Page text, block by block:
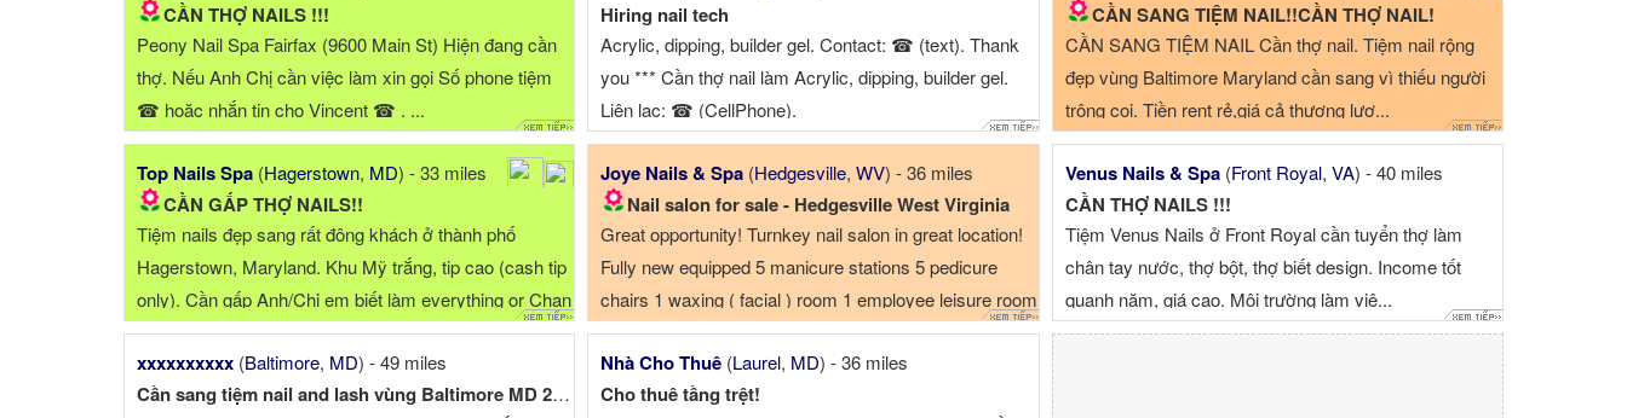
CẦN THỢ NAILS !!!
Peony Nail Spa Fairfax (9600 Main St) Hiện đang cần
thợ. Nếu Anh Chị cần việc làm xin gọi Số phone tiệm
☎ hoặc nhắn tin cho Vincent ☎ . ...
Hiring nail tech
Acrylic, dipping, builder gel. Contact: ☎ (text). Thank
you *** Cần thợ nail làm Acrylic, dipping, builder gel.
Liên lạc: ☎ (CellPhone).
CẦN SANG TIỆM NAIL!!CẦN THỢ NAIL!
CẦN SANG TIỆM NAIL Cần thợ nail. Tiệm nail rộng
đẹp vùng Baltimore Maryland cần sang vì thiếu người
trông coi. Tiền rent rẻ,giá cả thương lượ...
Top Nails Spa (Hagerstown, MD) - 33 miles
CẦN GẤP THỢ NAILS!!
Tiệm nails đẹp sang rất đông khách ở thành phố
Hagerstown, Maryland. Khu Mỹ trắng, tip cao (cash tip
only). Cần gấp Anh/Chị em biết làm everything or Chan
tay nuoc ( ...
Joye Nails & Spa (Hedgesville,WV) - 36 miles
Nail salon for sale - Hedgesville West Virginia
Great opportunity! Turnkey nail salon in great location!
Fully new equipped 5 manicure stations 5 pedicure
chairs 1 waxing ( facial ) room 1 employee leisure room
1 customer restroom 1 employee restroom 1500
square feet ( rent $1400/month) Everything is ready for
you to start your own business Feel ...
Venus Nails & Spa (Front Royal, VA) - 40 miles
CẦN THỢ NAILS !!!
Tiệm Venus Nails ở Front Royal cần tuyển thợ làm
chân tay nước, thợ bột, thợ biết design. Income tốt
quanh năm, giá cao. Môi trường làm việ...
xxxxxxxxxx (Baltimore, MD) - 49 miles
Cần sang tiệm nail and lash vùng Baltimore MD 21230!...
Nhà Cho Thuê (Laurel, MD) - 36 miles
Cho thuê tầng trệt!